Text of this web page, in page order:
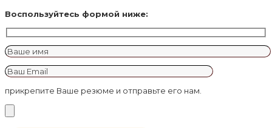
Воспользуйтесь формой ниже:
прикрепите Ваше резюме и отправьте его нам.